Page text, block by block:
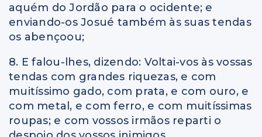
aquém do Jordão para o ocidente; e
enviando-os Josué também às suas tendas
os abençoou;
8. E falou-lhes, dizendo: Voltai-vos às vossas
tendas com grandes riquezas, e com
muitíssimo gado, com prata, e com ouro, e
com metal, e com ferro, e com muitíssimas
roupas; e com vossos irmãos reparti o